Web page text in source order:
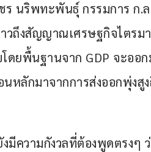
ร นริพทะพันธุ์ กรรมการ ก
ถึงสัญญาณเศรษฐกิจไตรม
ดยพื้นฐานจาก GDP จะออ
หลักมาจากการส่งออกพุ่งสู
ความกังวลที่ต้องพูดตรงๆ